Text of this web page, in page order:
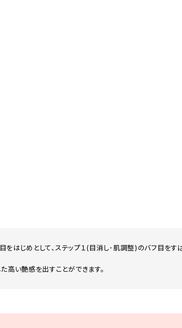
をはじめとして、ステップ１(目消し･肌調整)のバフ目をす
高い艶感を出すことができます。